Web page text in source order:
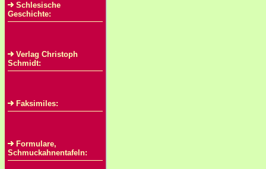
Schlesische
Geschichte:
Verlag Christoph
Schmidt:
Faksimiles:
Formulare,
Schmuckahnentafeln: